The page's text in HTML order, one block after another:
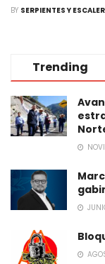
BY SERPIENTES Y
Trending